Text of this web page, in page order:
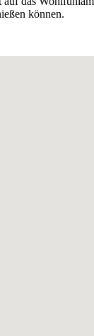
können.